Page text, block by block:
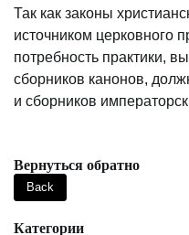
Так как законы
источником церковного
потребность практики,
сборников канонов,
и сборников
Вернуться обратно
Категории